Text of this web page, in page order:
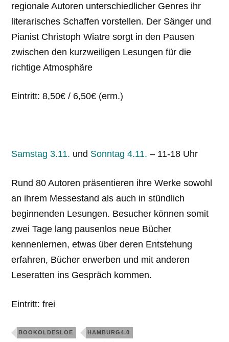
regionale Autoren unterschiedlicher Genres ihr
literarisches Schaffen vorstellen. Der Sänger und
Pianist Christoph Wiatre sorgt in den Pausen
zwischen den kurzweiligen Lesungen für die
richtige Atmosphäre
Eintritt: 8,50€ / 6,50€ (erm.)
Samstag 3.11. und Sonntag 4.11. – 11-18 Uhr
Rund 80 Autoren präsentieren ihre Werke sowohl
an ihrem Messestand als auch in stündlich
beginnenden Lesungen. Besucher können somit
zwei Tage lang pausenlos neue Bücher
kennenlernen, etwas über deren Entstehung
erfahren, Bücher erwerben und mit anderen
Leseratten ins Gespräch kommen.
Eintritt: frei
BOOKOLDESLOE HAMBURG4.0